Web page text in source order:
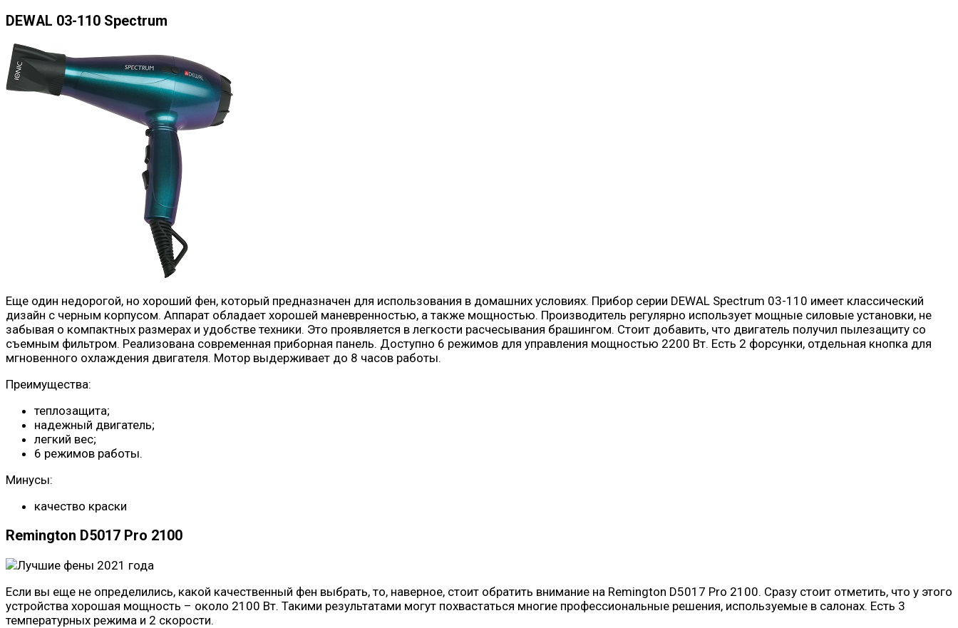
DEWAL 03-110 Spectrum
Еще один недорогой, но хороший фен, который предназначен для использования в домашних условиях. Прибор серии DEWAL Spectrum 03-110 имеет классический
дизайн с черным корпусом. Аппарат обладает хорошей маневренностью, а также мощностью. Производитель регулярно использует мощные силовые установки, не
забывая о компактных размерах и удобстве техники. Это проявляется в легкости расчесывания брашингом. Стоит добавить, что двигатель получил пылезащиту со
съемным фильтром. Реализована современная приборная панель. Доступно 6 режимов для управления мощностью 2200 Вт. Есть 2 форсунки, отдельная кнопка для
мгновенного охлаждения двигателя. Мотор выдерживает до 8 часов работы.
Преимущества:
теплозащита;
надежный двигатель;
легкий вес;
6 режимов работы.
Минусы:
качество краски
Remington D5017 Pro 2100
Если вы еще не определились, какой качественный фен выбрать, то, наверное, стоит обратить внимание на Remington D5017 Pro 2100. Сразу стоит отметить, что у этого
устройства хорошая мощность – около 2100 Вт. Такими результатами могут похвастаться многие профессиональные решения, используемые в салонах. Есть 3
температурных режима и 2 скорости.